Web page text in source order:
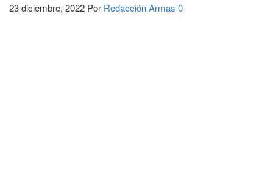
23 diciembre, 2022 Por Redacción Armas 0